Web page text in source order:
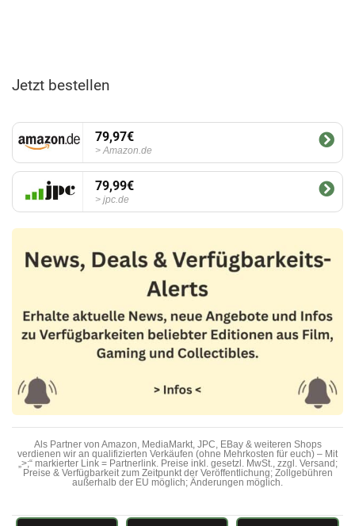
Jetzt bestellen
79,97€
Amazon.de
79,99€
jpc.de
Als Partner von Amazon, MediaMarkt, JPC, EBay & weiteren Shops
verdienen wir an qualifizierten Verkäufen (ohne Mehrkosten für euch) – Mit
„>;“ markierter Link = Partnerlink. Preise inkl. gesetzl. MwSt., zzgl. Versand;
Preise & Verfügbarkeit zum Zeitpunkt der Veröffentlichung; Zollgebühren
außerhalb der EU möglich; Änderungen möglich.